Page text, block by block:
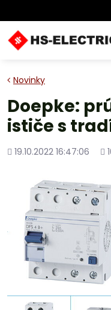
Novinky
Doepke:
ističe s
Pridané
19.10.2022 16:47:06